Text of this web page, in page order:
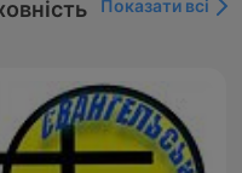
Показати всі